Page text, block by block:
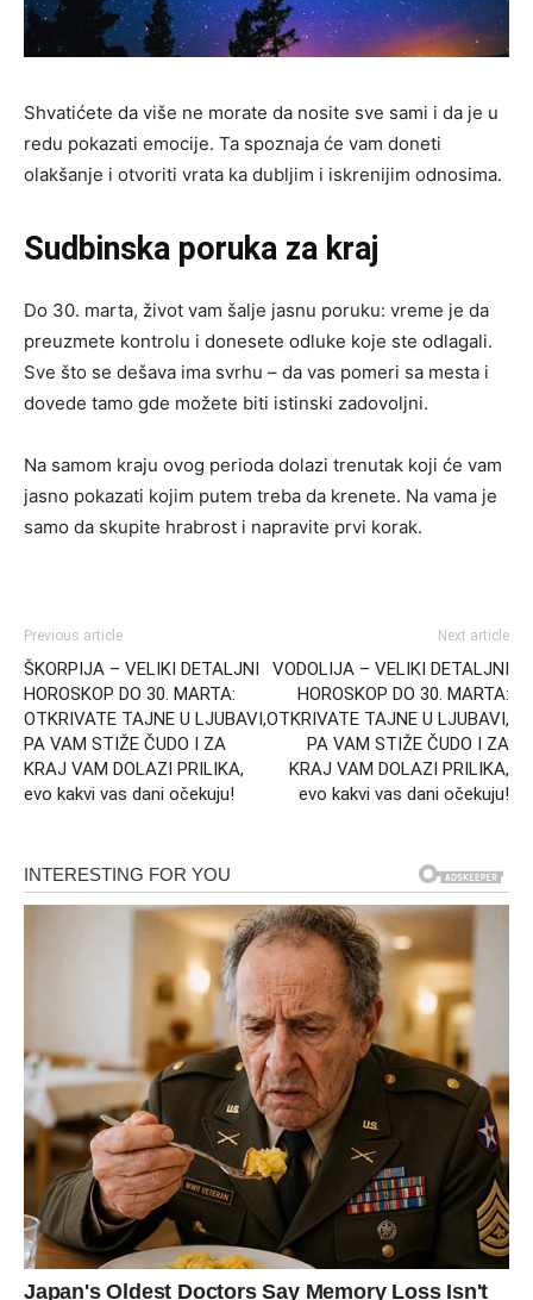
Shvatićete da više ne morate da nosite sve sami i da je u
redu pokazati emocije. Ta spoznaja će vam doneti
olakšanje i otvoriti vrata ka dubljim i iskrenijim odnosima.
Sudbinska poruka za kraj
Do 30. marta, život vam šalje jasnu poruku: vreme je da
preuzmete kontrolu i donesete odluke koje ste odlagali.
Sve što se dešava ima svrhu – da vas pomeri sa mesta i
dovede tamo gde možete biti istinski zadovoljni.
Na samom kraju ovog perioda dolazi trenutak koji će vam
jasno pokazati kojim putem treba da krenete. Na vama je
samo da skupite hrabrost i napravite prvi korak.
Previous article
ŠKORPIJA – VELIKI DETALJNI
HOROSKOP DO 30. MARTA:
OTKRIVATE TAJNE U LJUBAVI,
PA VAM STIŽE ČUDO I ZA
KRAJ VAM DOLAZI PRILIKA,
evo kakvi vas dani očekuju!
Next article
VODOLIJA – VELIKI DETALJNI
HOROSKOP DO 30. MARTA:
OTKRIVATE TAJNE U LJUBAVI,
PA VAM STIŽE ČUDO I ZA
KRAJ VAM DOLAZI PRILIKA,
evo kakvi vas dani očekuju!